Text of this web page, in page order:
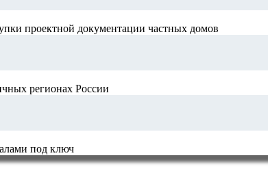
проектной документации частных домов
регионах России
под ключ